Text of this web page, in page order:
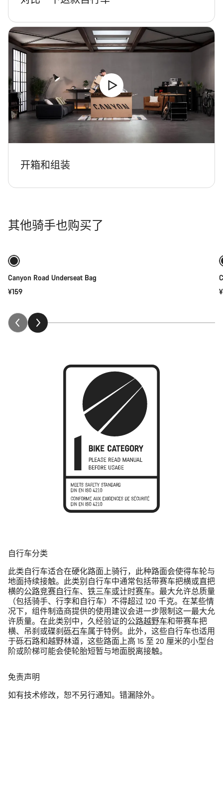
开箱和组装
其他骑手也购买了添加至购物车
Canyon Road Underseat Bag
¥159
自行车分类
此类自行车适合在硬化路面上骑行，此种路面会使得车轮与
地面持续接触。此类别自行车中通常包括带赛车把横或直把
横的公路竞赛自行车、 铁三车或计时赛车。最大允许总质量
（包括骑手、行李和自行车）不得超过 120 千克。在某些情
况下，组件制造商提供的使用建议会进一步限制这一最大允
许质量。在此类别中，久经验证的公路越野车和带赛车把
横、吊刹或碟刹 砾石车属于特例。此外，这些自行车也适用
于砾石路和越野林道，这些路面上高 15 至 20 厘米的小型台
阶或阶梯可能会使轮胎短暂与地面脱离接触。
免责声明
如有技术修改，恕不另行通知。错漏除外。